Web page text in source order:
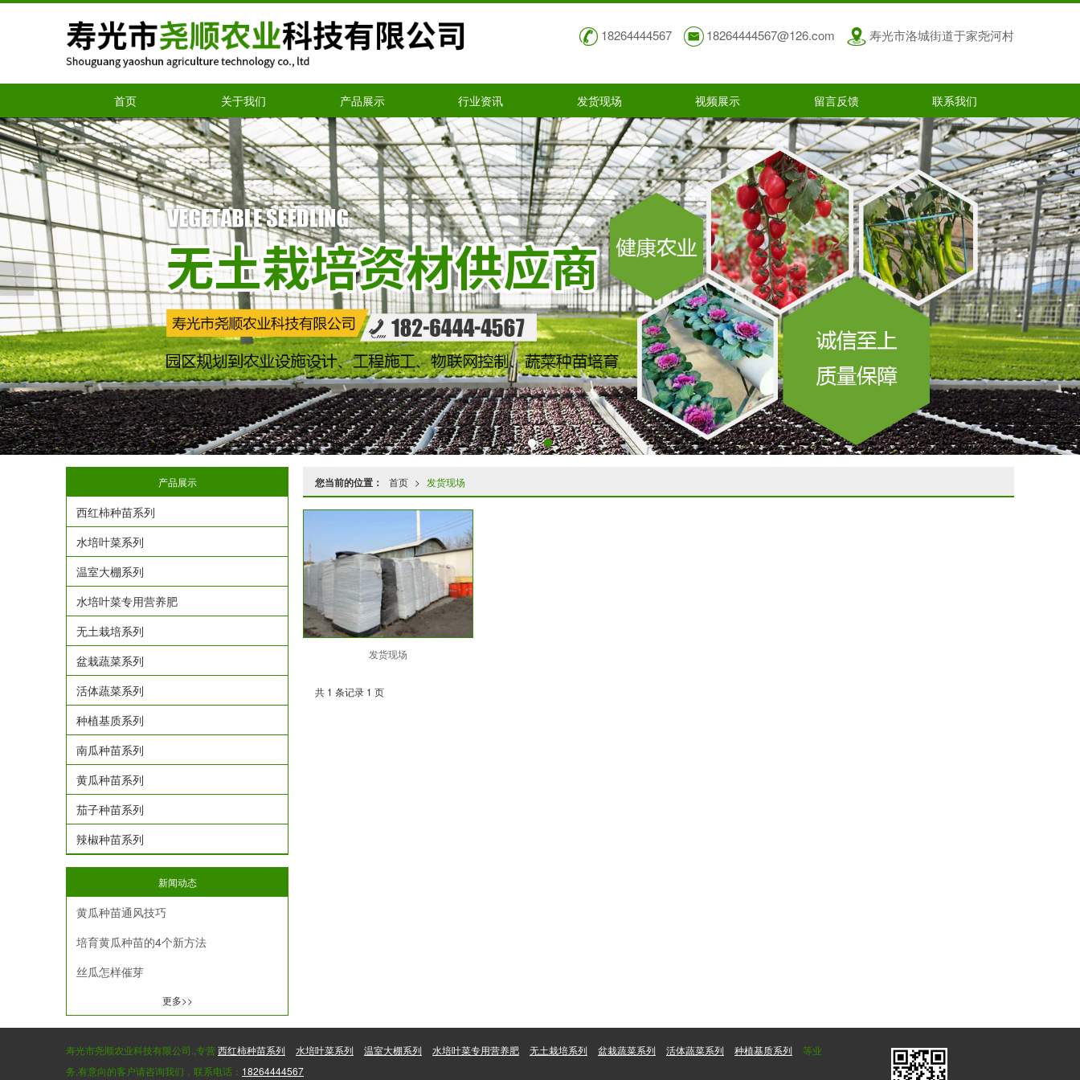
18264444567 18264444567@126.com 寿光市洛城街道于家尧河村
首页 关于我们 产品展示 行业资讯 发货现场 视频展示 留言反馈 联系我们
您当前的位置： 首页 > 发货现场
发货现场
共 1 条记录 1 页
产品展示
西红柿种苗系列
水培叶菜系列
温室大棚系列
水培叶菜专用营养肥
无土栽培系列
盆栽蔬菜系列
活体蔬菜系列
种植基质系列
南瓜种苗系列
黄瓜种苗系列
茄子种苗系列
辣椒种苗系列
新闻动态
黄瓜种苗通风技巧
培育黄瓜种苗的4个新方法
丝瓜怎样催芽
更多>>
寿光市尧顺农业科技有限公司.,专营西红柿种苗系列 水培叶菜系列 温室大棚系列 水培叶菜专用营养肥 无土栽培系列 盆栽蔬菜系列 活体蔬菜系列 种植基质系列
等业
务,有意向的客户请咨询我们，联系电话： 18264444567